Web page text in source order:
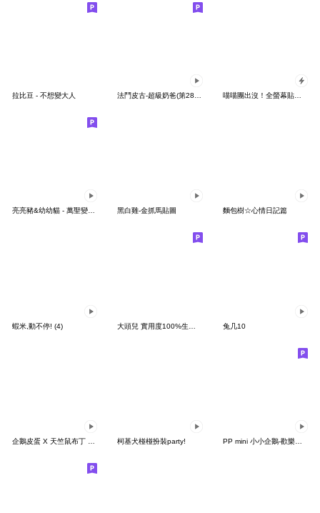
拉比豆 - 不想變大人 喵喵團出沒！全螢幕貼圖 2 秋冬季節
亮亮豬&幼幼貓 - 萬聖變裝趴 黑白雞-金抓馬貼圖 麵包樹☆心情日記篇
蝦米,動不停! (4) 兔几10
柯基犬椪椪扮裝party! PP mini 小小企鵝-歡樂動物園派對